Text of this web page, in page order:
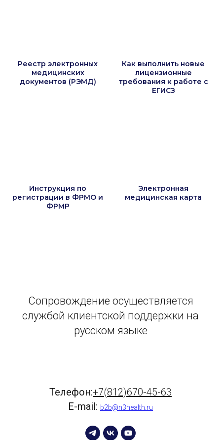
Реестр электронных
медицинских
документов (РЭМД)
Как выполнить новые
лицензионные
требования к работе с
ЕГИСЗ
Инструкция по
регистрации в ФРМО и
ФРМР
Электронная
медицинская карта
Сопровождение осуществляется
службой клиентской поддержки на
русском языке
Телефон:+7(812)670-45-63
E-mail: b2b@n3health.ru